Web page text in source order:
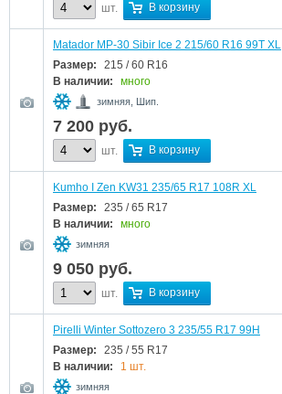
шт. В корзину
Matador MP-30 Sibir Ice 2 215/60 R16 99T XL
Размер:
215 / 60 R16
В наличии:
много
зимняя, Шип.
7 200 руб.
шт. В корзину
Kumho I Zen KW31 235/65 R17 108R XL
Размер:
235 / 65 R17
В наличии:
много
зимняя
9 050 руб.
шт. В корзину
Pirelli Winter Sottozero 3 235/55 R17 99H
Размер:
235 / 55 R17
В наличии:
1 шт.
зимняя